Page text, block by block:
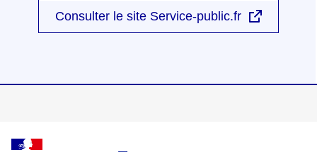
Consulter le site Service-public.fr